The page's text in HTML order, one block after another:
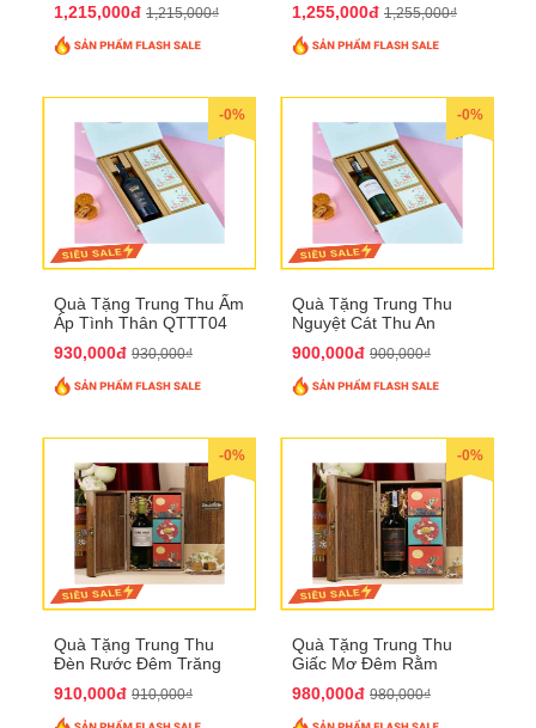
1,215,000đ 1,215,000₫ 1,255,000đ 1,255,000₫
-0%
Quà Tặng Trung Thu Ấm
Áp Tình Thân QTTT04
930,000đ 930,000₫
-0%
Quà Tặng Trung Thu
Nguyệt Cát Thu An
900,000đ 900,000₫
-0%
Quà Tặng Trung Thu
Đèn Rước Đêm Trăng
910,000đ 910,000₫
-0%
Quà Tặng Trung Thu
Giấc Mơ Đêm Rằm
980,000đ 980,000₫